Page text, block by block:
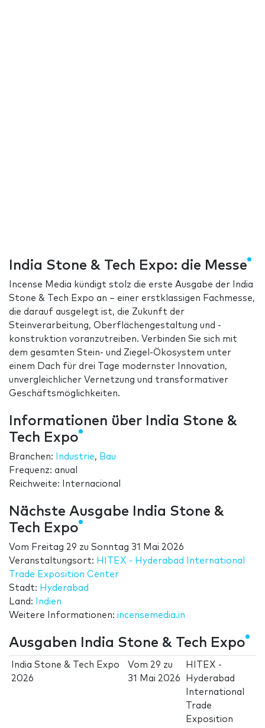
India Stone & Tech Expo: die Messe
Incense Media kündigt stolz die erste Ausgabe der India
Stone & Tech Expo an – einer erstklassigen Fachmesse,
die darauf ausgelegt ist, die Zukunft der
Steinverarbeitung, Oberflächengestaltung und -
konstruktion voranzutreiben. Verbinden Sie sich mit
dem gesamten Stein- und Ziegel-Ökosystem unter
einem Dach für drei Tage modernster Innovation,
unvergleichlicher Vernetzung und transformativer
Geschäftsmöglichkeiten.
Informationen über India Stone &
Tech Expo
Branchen: Industrie, Bau
Frequenz: anual
Reichweite: Internacional
Nächste Ausgabe India Stone &
Tech Expo
Vom Freitag 29 zu Sonntag 31 Mai 2026
Veranstaltungsort: HITEX - Hyderabad International
Trade Exposition Center
Stadt: Hyderabad
Land:
Indien
Weitere Informationen: incensemedia.in
Ausgaben India Stone & Tech Expo
India Stone & Tech Expo
2026
Vom 29 zu
31 Mai 2026
HITEX -
Hyderabad
International
Trade
Exposition